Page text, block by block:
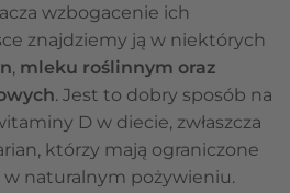
wzbogacenie ich
znajdziemy ją w niektórych
, mleku roślinnym oraz
. Jest to dobry sposób na
D w diecie, zwłaszcza
którzy mają ograniczone
w naturalnym pożywieniu.